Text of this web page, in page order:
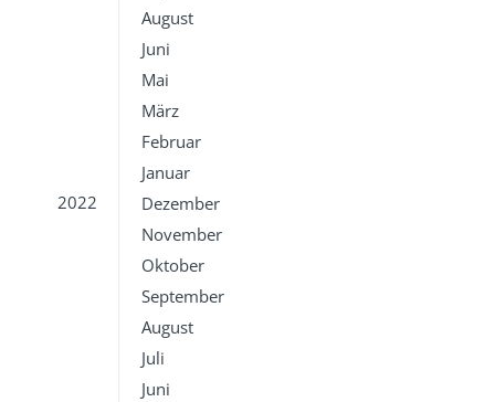
August
Juni
Mai
März
Februar
Januar
2022
Dezember
November
Oktober
September
August
Juli
Juni